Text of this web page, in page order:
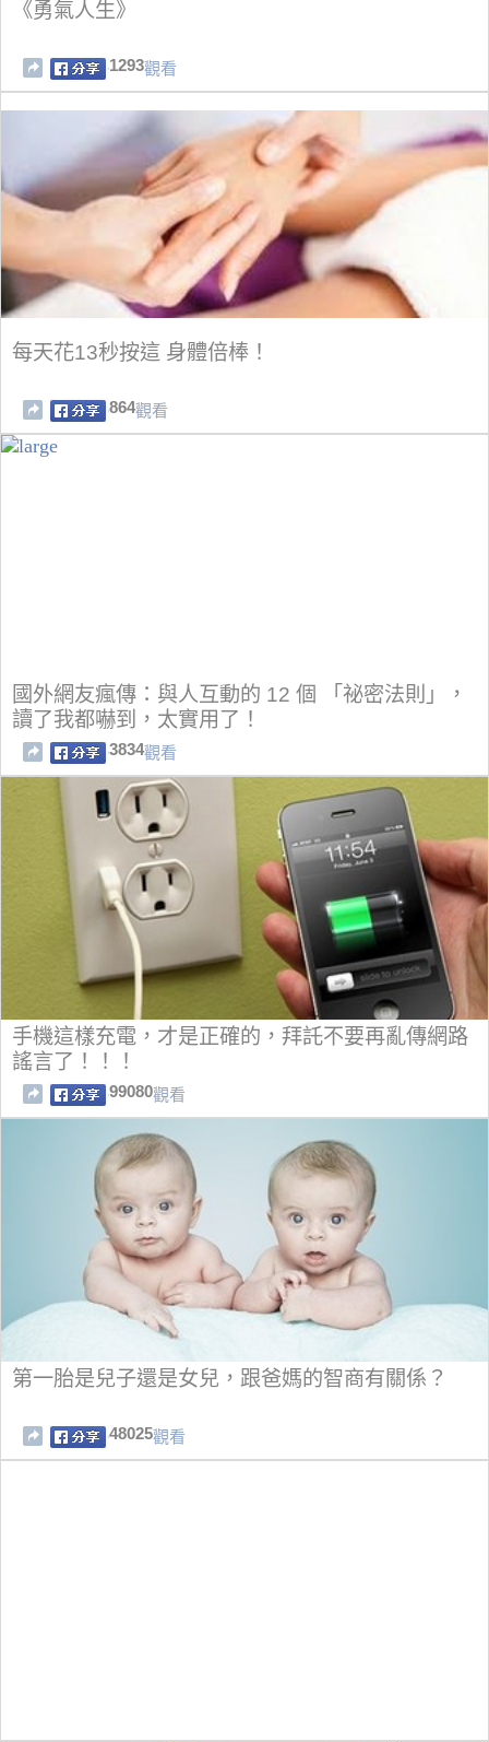
《勇氣人生》
1293觀看
每天花13秒按這 身體倍棒！
864觀看
國外網友瘋傳：與人互動的 12 個 「祕密法則」，
讀了我都嚇到，太實用了！
3834觀看
手機這樣充電，才是正確的，拜託不要再亂傳網路
謠言了！！！
99080觀看
第一胎是兒子還是女兒，跟爸媽的智商有關係？
48025觀看